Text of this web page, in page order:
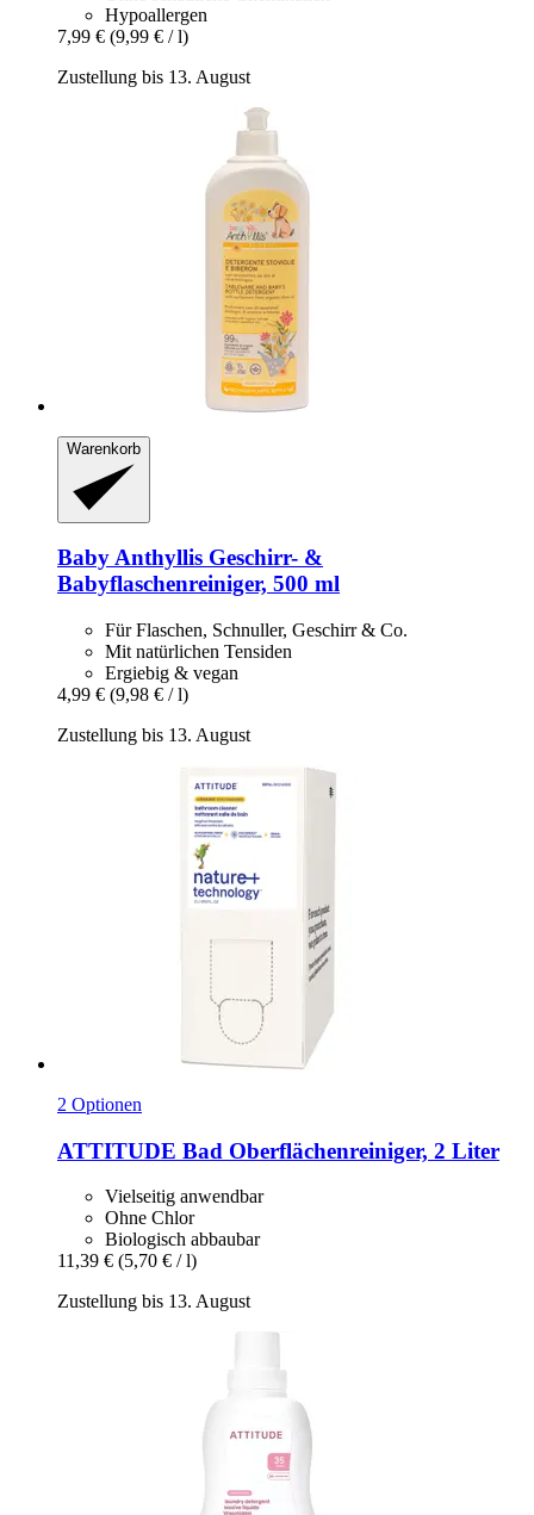
Hypoallergen
7,99 € (9,99 € / l)
Zustellung bis 13. August
Warenkorb
Baby Anthyllis Geschirr-​ &
Babyflaschenreiniger, 500 ml
Für Flaschen, Schnuller, Geschirr & Co.
Mit natürlichen Tensiden
Ergiebig & vegan
4,99 € (9,98 € / l)
Zustellung bis 13. August
2 Optionen
ATTITUDE Bad Oberflächenreiniger, 2 Liter
Vielseitig anwendbar
Ohne Chlor
Biologisch abbaubar
11,39 € (5,70 € / l)
Zustellung bis 13. August